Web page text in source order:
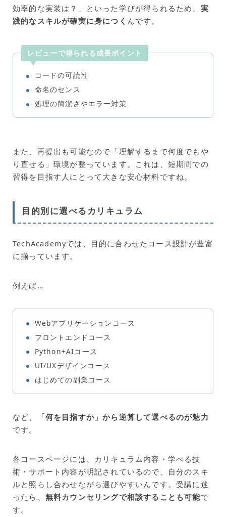
効率的な実装は？」といった学びが得られるため、 実
践的なスキルが確実に身につく んです。
レビューで得られる成長ポイント
コードの可読性
命名のセンス
処理の簡潔さやエラー対策
また、再提出も可能なので「理解するまで何度でもや
り直せる」環境が整っています。これは、短期間での
習得を目指す人にとって大きな安心材料ですね。
目的別に選べるカリキュラム
TechAcademyでは、目的に合わせたコース設計が豊富
に揃っています。
例えば…
Webアプリケーションコース
フロントエンドコース
Python+AIコース
UI/UXデザインコース
はじめての副業コース
など、
「何を目指すか」から逆算して選べるのが魅力
です。
各コースページには、カリキュラム内容・学べる技
術・サポート内容が明記されているので、自分のスキ
ルと照らし合わせながら選びやすいんです。受講に迷
ったら、 無料カウンセリングで相談することも可能で
す。